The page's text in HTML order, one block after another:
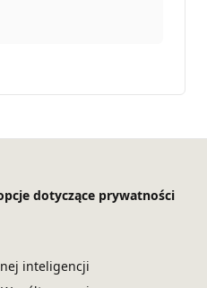
dotyczące prywatności
inteligencji